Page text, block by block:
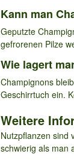
Kann man
Geputzte
gefrorenen Pilze
Wie lagert
Champignons
Geschirrtuch ein.
Weitere
Nutzpflanzen sind
schwierig als man